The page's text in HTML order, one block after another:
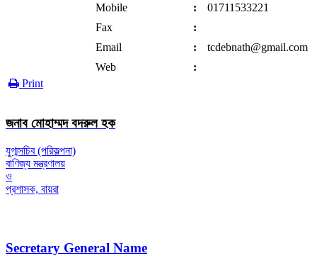
Mobile
:
01711533221
Fax
:
Email
:
tcdebnath@gmail.com
Web
:
Print
জনাব মোহাম্মদ বদরুল হক
যুগ্মসচিব (পরিকল্পনা)
বাণিজ্য মন্ত্রণালয়
ও
প্রশাসক, বায়রা
Secretary General Name